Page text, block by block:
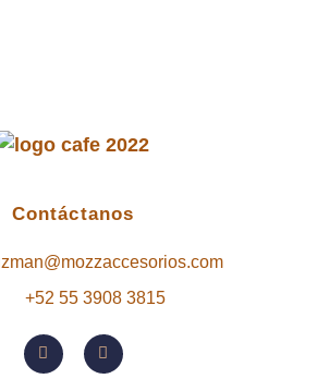
Contáctanos
+52 55 3908 3815